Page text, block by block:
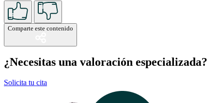
Comparte este contenido
¿Necesitas una valoración especializada?
Solicita tu cita